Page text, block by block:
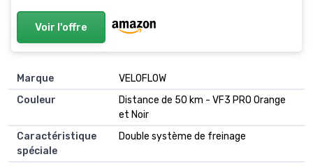
Voir l'offre
Marque
VELOFLOW
Couleur
Distance de 50 km - VF3 PRO Orange
et Noir
Caractéristique
spéciale
Double système de freinage